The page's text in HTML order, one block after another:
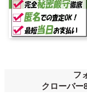
フ
クローバー